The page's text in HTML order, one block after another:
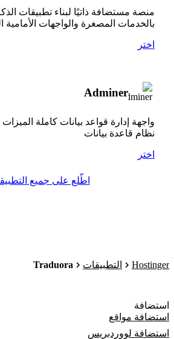
منصة مستضافة ذاتيًا لبناء تطبيقات
بالخدمات المصغرة والواجهات الأمامية
اختر
Adminer
نظام قاعدة بيانات
اختر
اطّلع على جميع
Hostinger التطبيقات Traduora
استضافة
استضافة مواقع
استضافة لووردبريس